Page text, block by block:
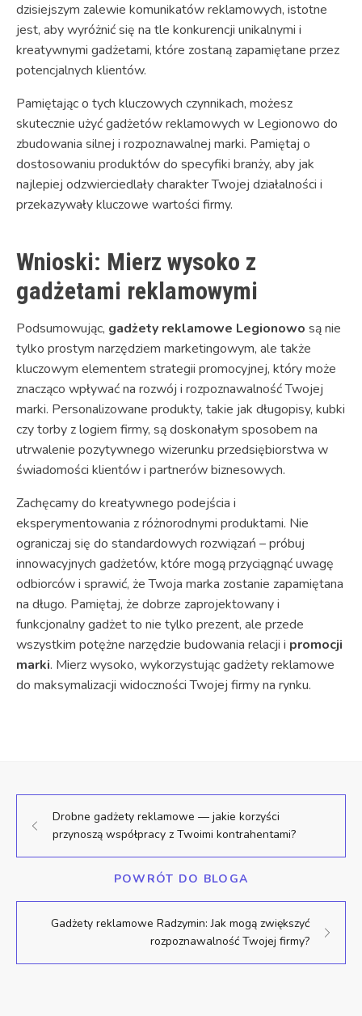
dzisiejszym zalewie komunikatów reklamowych, istotne
jest, aby wyróżnić się na tle konkurencji unikalnymi i
kreatywnymi gadżetami, które zostaną zapamiętane przez
potencjalnych klientów.
Pamiętając o tych kluczowych czynnikach, możesz
skutecznie użyć gadżetów reklamowych w Legionowo do
zbudowania silnej i rozpoznawalnej marki. Pamiętaj o
dostosowaniu produktów do specyfiki branży, aby jak
najlepiej odzwierciedlały charakter Twojej działalności i
przekazywały kluczowe wartości firmy.
Wnioski: Mierz wysoko z
gadżetami reklamowymi
Podsumowując, gadżety reklamowe Legionowo są nie
tylko prostym narzędziem marketingowym, ale także
kluczowym elementem strategii promocyjnej, który może
znacząco wpływać na rozwój i rozpoznawalność Twojej
marki. Personalizowane produkty, takie jak długopisy, kubki
czy torby z logiem firmy, są doskonałym sposobem na
utrwalenie pozytywnego wizerunku przedsiębiorstwa w
świadomości klientów i partnerów biznesowych.
Zachęcamy do kreatywnego podejścia i
eksperymentowania z różnorodnymi produktami. Nie
ograniczaj się do standardowych rozwiązań – próbuj
innowacyjnych gadżetów, które mogą przyciągnąć uwagę
odbiorców i sprawić, że Twoja marka zostanie zapamiętana
na długo. Pamiętaj, że dobrze zaprojektowany i
funkcjonalny gadżet to nie tylko prezent, ale przede
wszystkim potężne narzędzie budowania relacji i promocji
marki. Mierz wysoko, wykorzystując gadżety reklamowe
do maksymalizacji widoczności Twojej firmy na rynku.
Drobne gadżety reklamowe — jakie korzyści
przynoszą współpracy z Twoimi kontrahentami?
POWRÓT DO BLOGA
Gadżety reklamowe Radzymin: Jak mogą zwiększyć
rozpoznawalność Twojej firmy?